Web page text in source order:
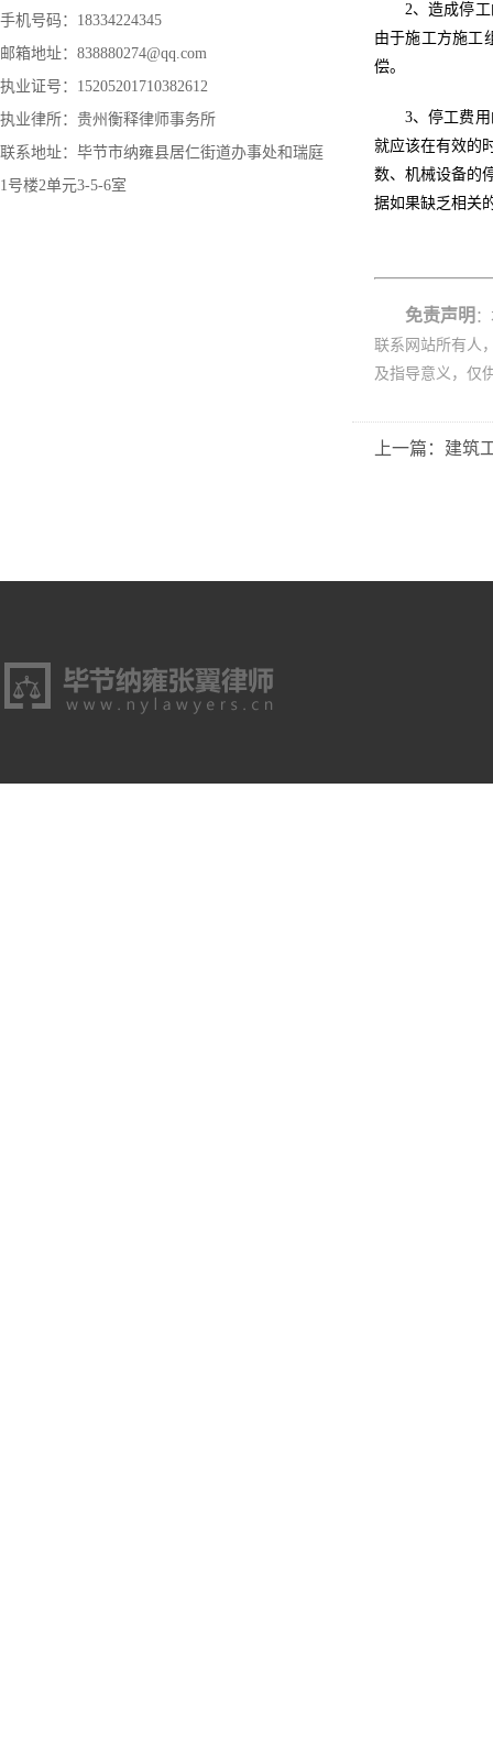
手机号码：18334224345
邮箱地址：838880274@qq.com
执业证号：15205201710382612
执业律所：贵州衡释律师事务所
联系地址：毕节市纳雍县居仁街道办事处和瑞庭
1号楼2单元3-5-6室
2、造成停
由于施工方施工
偿。
3、停工费
就应该在有效的
数、机械设备的
据如果缺乏相关
免责声明
联系网站所有人
及指导意义，仅
上一篇：建筑